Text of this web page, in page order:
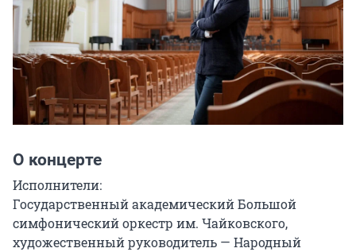
О концерте
Исполнители:
Государственный академический Большой
симфонический оркестр им. Чайковского,
художественный руководитель — Народный